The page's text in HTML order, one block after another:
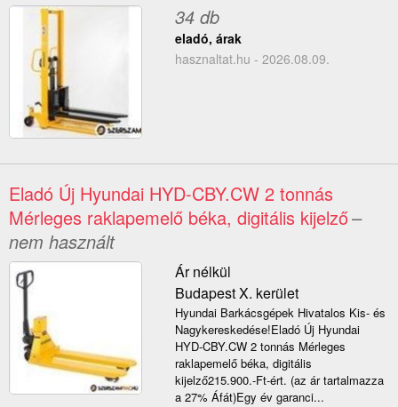
34 db
eladó, árak
hasznaltat.hu - 2026.08.09.
Eladó Új Hyundai HYD-CBY.CW 2 tonnás
Mérleges raklapemelő béka, digitális kijelző–
nem használt
Ár nélkül
Budapest X. kerület
Hyundai Barkácsgépek Hivatalos Kis- és
Nagykereskedése!Eladó Új Hyundai
HYD-CBY.CW 2 tonnás Mérleges
raklapemelő béka, digitális
kijelző215.900.-Ft-ért. (az ár tartalmazza
a 27% Áfát)Egy év garanci...